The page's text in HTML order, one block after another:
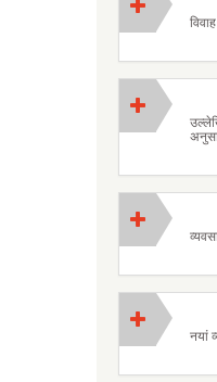
नयां